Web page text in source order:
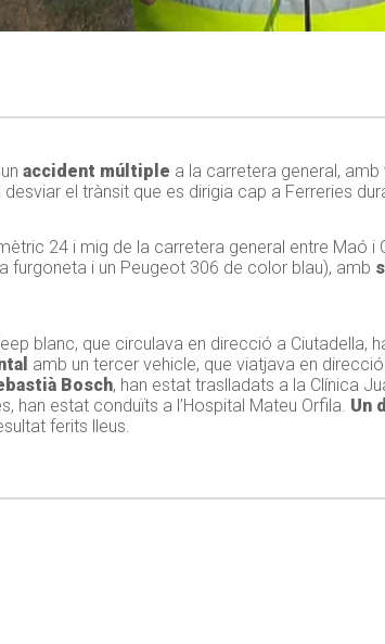
accident múltiple a la carretera general,
el trànsit que es dirigia cap a Ferreries
24 i mig de la carretera general entre Maó i
furgoneta i un Peugeot 306 de color blau), amb
blanc, que circulava en direcció a Ciutadella,
amb un tercer vehicle, que viatjava en
Bosch, han estat traslladats a la Clínica
han estat conduïts a l’Hospital Mateu Orfila. Un
ferits lleus.